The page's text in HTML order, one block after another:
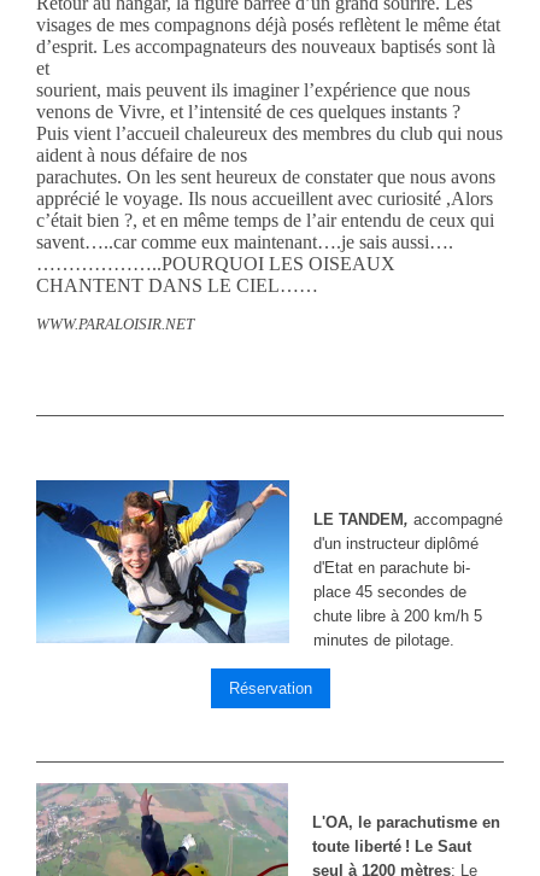
visages de mes compagnons déjà posés reflètent le même état
d’esprit. Les accompagnateurs des nouveaux baptisés sont là
et
sourient, mais peuvent ils imaginer l’expérience que nous
venons de Vivre, et l’intensité de ces quelques instants ?
Puis vient l’accueil chaleureux des membres du club qui nous
aident à nous défaire de nos
parachutes. On les sent heureux de constater que nous avons
apprécié le voyage. Ils nous accueillent avec curiosité ,Alors
c’était bien ?, et en même temps de l’air entendu de ceux qui
savent…..car comme eux maintenant….je sais aussi….
………………..POURQUOI LES OISEAUX
CHANTENT DANS LE CIEL……
WWW.PARALOISIR.NET
LE TANDEM, accompagné
d'un instructeur diplômé
d'Etat en parachute bi-
place 45 secondes de
chute libre à 200 km/h 5
minutes de pilotage.
Réservation
L'OA, le parachutisme en
toute liberté ! Le Saut
seul à 1200 mètres: Le